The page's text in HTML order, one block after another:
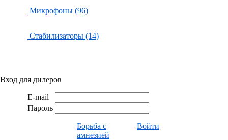
Микрофоны (96)
Стабилизаторы (14)
Вход для дилеров
E-mail
Пароль
Борьба с
амнезией
Войти